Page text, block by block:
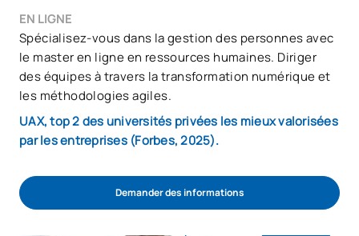
EN LIGNE
Spécialisez-vous dans la gestion des personnes avec
le master en ligne en ressources humaines. Diriger
des équipes à travers la transformation numérique et
les méthodologies agiles.
UAX, top 2 des universités privées les mieux valorisées
par les entreprises (Forbes, 2025).
Demander des informations